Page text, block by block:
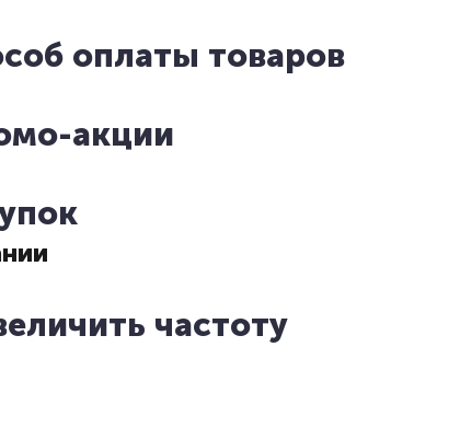
оплаты товаров
акции
частоту